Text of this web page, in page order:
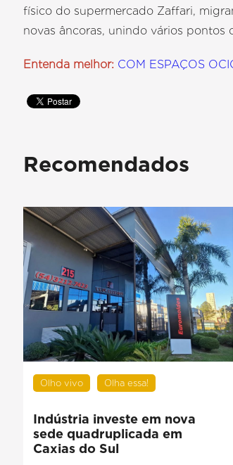
físico do supermercado Zaffari,
novas âncoras, unindo vários pontos
Entenda melhor: COM ESPAÇOS
Recomendados
Olho vivo Olha essa!
Indústria investe em nova
sede quadruplicada em
Caxias do Sul